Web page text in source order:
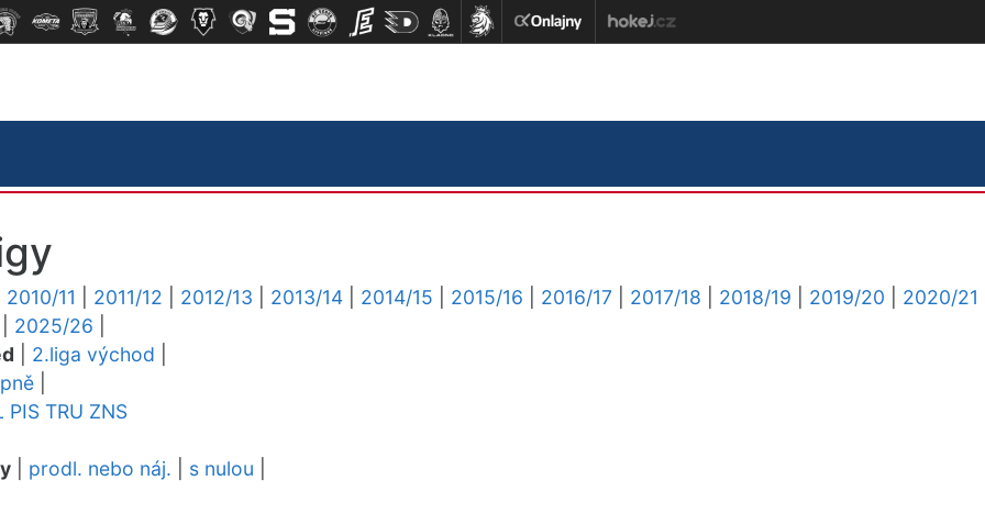
2010/11 2011/12 2012/13 2013/14 2014/15 2015/16 2016/17 2017/18 2018/19 2019/20
2020/21
2025/26
2.liga východ
PIS TRU ZNS
prodl. nebo náj. s nulou